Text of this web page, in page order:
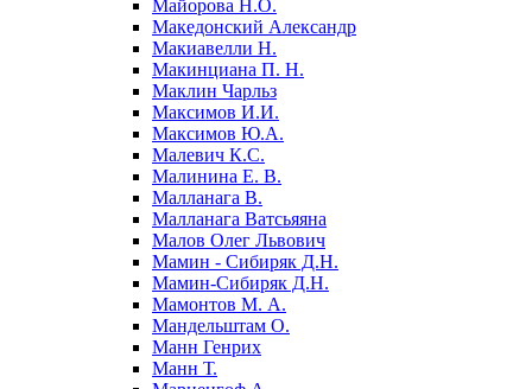
Майорова Н.О.
Македонский Александр
Макиавелли Н.
Макинциана П. Н.
Маклин Чарльз
Максимов И.И.
Максимов Ю.А.
Малевич К.С.
Малинина Е. В.
Малланага В.
Малланага Ватсьяяна
Малов Олег Львович
Мамин - Сибиряк Д.Н.
Мамин-Сибиряк Д.Н.
Мамонтов М. А.
Мандельштам О.
Манн Генрих
Манн Т.